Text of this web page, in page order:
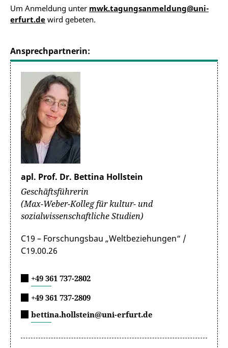
Um Anmeldung unter mwk.tagungsanmeldung@uni-
erfurt.de wird gebeten.
Ansprechpartnerin:
apl. Prof. Dr. Bettina Hollstein
Geschäftsführerin
(Max-Weber-Kolleg für kultur- und
sozialwissenschaftliche Studien)
C19 – Forschungsbau „Weltbeziehungen“ /
C19.00.26
+49 361 737-2802
+49 361 737-2809
bettina.hollstein@uni-erfurt.de